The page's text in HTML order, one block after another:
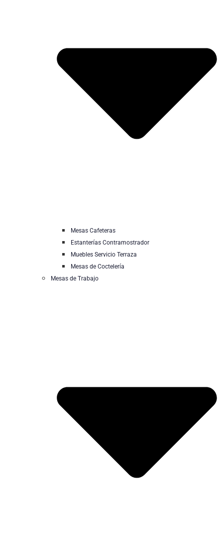
Mesas Cafeteras
Estanterías Contramostrador
Muebles Servicio Terraza
Mesas de Coctelería
Mesas de Trabajo